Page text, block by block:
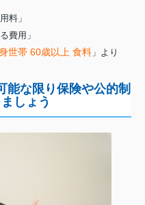
料」
費用」
世帯 60歳以上 食料 」より
能な限り保険や公的制
しょう